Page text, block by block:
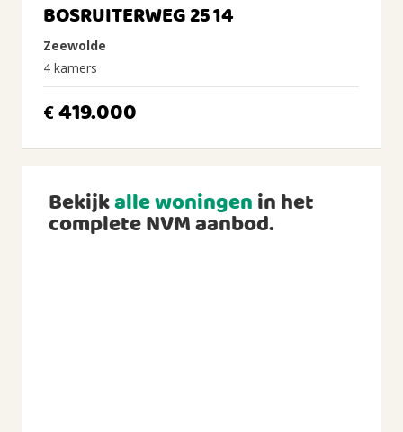
BOSRUITERWEG 25 14
Zeewolde
4 kamers
€419.000
Bekijkalle woningenin het
complete NVM aanbod.